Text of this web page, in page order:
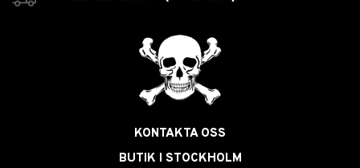
KONTAKTA OSS
BUTIK I STOCKHOLM